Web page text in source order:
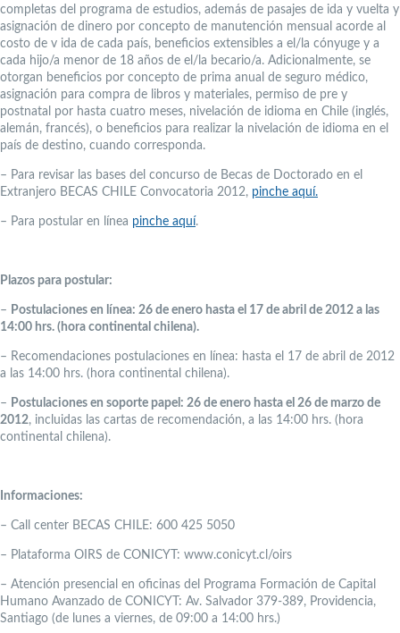
completas del programa de estudios, además de pasajes de ida y vuelta y
asignación de dinero por concepto de manutención mensual acorde al
costo de v ida de cada país, beneficios extensibles a el/la cónyuge y a
cada hijo/a menor de 18 años de el/la becario/a. Adicionalmente, se
otorgan beneficios por concepto de prima anual de seguro médico,
asignación para compra de libros y materiales, permiso de pre y
postnatal por hasta cuatro meses, nivelación de idioma en Chile (inglés,
alemán, francés), o beneficios para realizar la nivelación de idioma en el
país de destino, cuando corresponda.
– Para revisar las bases del concurso de Becas de Doctorado en el
Extranjero BECAS CHILE Convocatoria 2012, pinche aquí.
– Para postular en línea pinche aquí.
Plazos para postular:
– Postulaciones en línea: 26 de enero hasta el 17 de abril de 2012 a las
14:00 hrs. (hora continental chilena).
– Recomendaciones postulaciones en línea: hasta el 17 de abril de 2012
a las 14:00 hrs. (hora continental chilena).
– Postulaciones en soporte papel: 26 de enero hasta el 26 de marzo de
2012, incluidas las cartas de recomendación, a las 14:00 hrs. (hora
continental chilena).
Informaciones:
– Call center BECAS CHILE: 600 425 5050
– Plataforma OIRS de CONICYT: www.conicyt.cl/oirs
– Atención presencial en oficinas del Programa Formación de Capital
Humano Avanzado de CONICYT: Av. Salvador 379-389, Providencia,
Santiago (de lunes a viernes, de 09:00 a 14:00 hrs.)